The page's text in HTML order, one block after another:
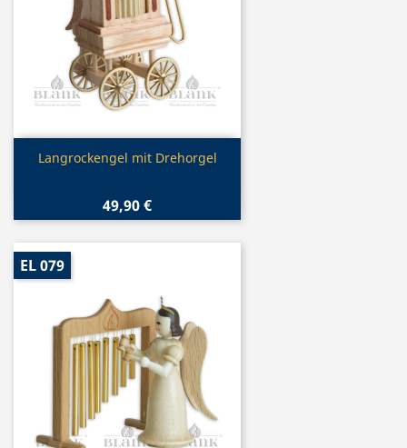
Vorschau
Langrockengel mit Drehorgel
49,90 €
EL 079